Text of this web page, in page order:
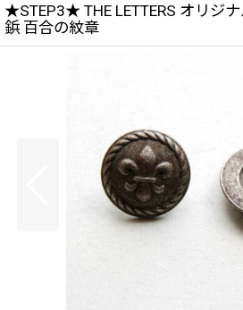
★STEP3★ THE LETTERS オリジ
鋲 百合の紋章